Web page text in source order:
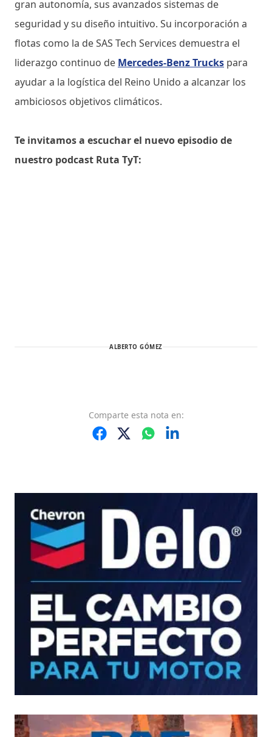
gran autonomía, sus avanzados sistemas de
seguridad y su diseño intuitivo. Su incorporación a
flotas como la de SAS Tech Services demuestra el
liderazgo continuo de Mercedes-Benz Trucks para
ayudar a la logística del Reino Unido a alcanzar los
ambiciosos objetivos climáticos.
Te invitamos a escuchar el nuevo episodio de
nuestro podcast Ruta TyT:
ALBERTO GÓMEZ
Comparte esta nota en: